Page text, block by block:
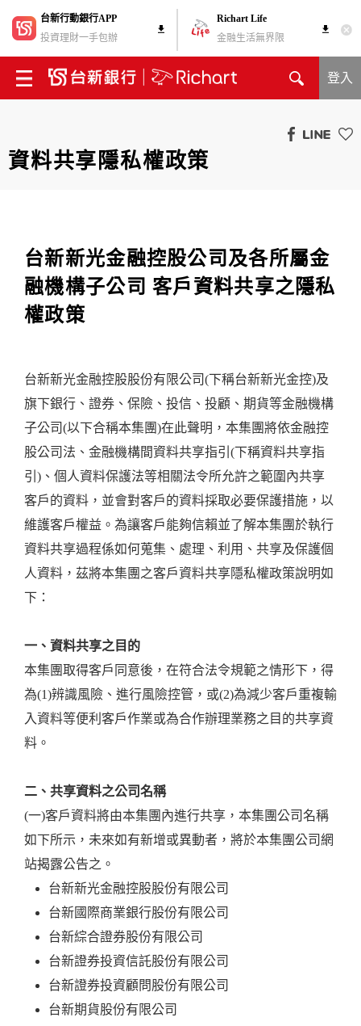
台新行動銀行APP
投資理財一手包辦
Richart Life
金融生活無界限
登入
資料共享隱私權政策
台新新光金融控股公司及各所屬金
融機構子公司 客戶資料共享之隱私
權政策
台新新光金融控股股份有限公司(下稱台新新光金控)及
旗下銀行、證券、保險、投信、投顧、期貨等金融機構
子公司(以下合稱本集團)在此聲明，本集團將依金融控
股公司法、金融機構間資料共享指引(下稱資料共享指
引)、個人資料保護法等相關法令所允許之範圍內共享
客戶的資料，並會對客戶的資料採取必要保護措施，以
維護客戶權益。為讓客戶能夠信賴並了解本集團於執行
資料共享過程係如何蒐集、處理、利用、共享及保護個
人資料，茲將本集團之客戶資料共享隱私權政策說明如
下：
一、資料共享之目的
本集團取得客戶同意後，在符合法令規範之情形下，得
為(1)辨識風險、進行風險控管，或(2)為減少客戶重複輸
入資料等便利客戶作業或為合作辦理業務之目的共享資
料。
二、共享資料之公司名稱
(一)客戶資料將由本集團內進行共享，本集團公司名稱
如下所示，未來如有新增或異動者，將於本集團公司網
站揭露公告之。
台新新光金融控股股份有限公司
台新國際商業銀行股份有限公司
台新綜合證券股份有限公司
台新證券投資信託股份有限公司
台新證券投資顧問股份有限公司
台新期貨股份有限公司